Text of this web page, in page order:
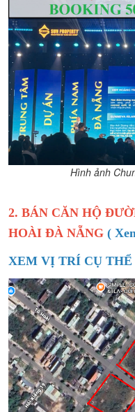
Hình ảnh
2. BÁN CĂN HỘ
HOÀI ĐÀ NẴNG (
XEM VỊ TRÍ CỤ